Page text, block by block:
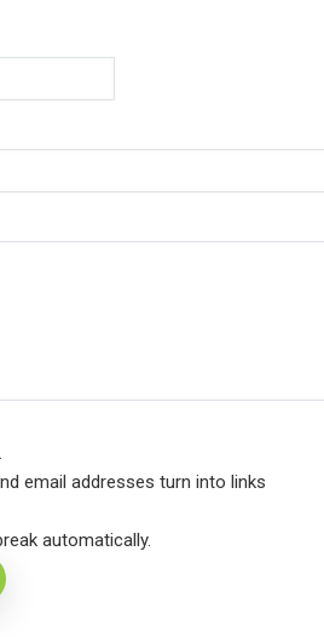
email addresses turn into links
automatically.